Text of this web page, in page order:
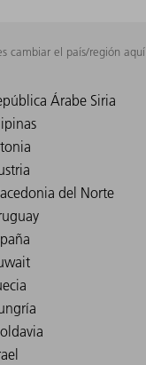
cambiar el país/región aquí